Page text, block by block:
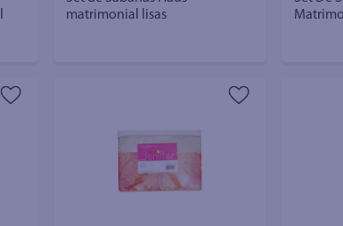
matrimonial lisas